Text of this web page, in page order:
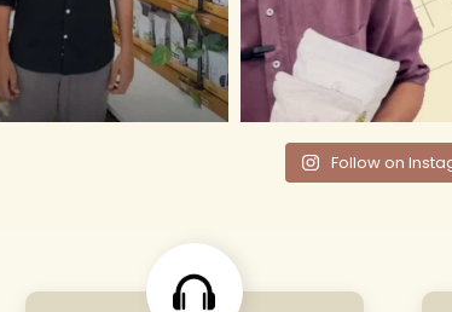
Follow on